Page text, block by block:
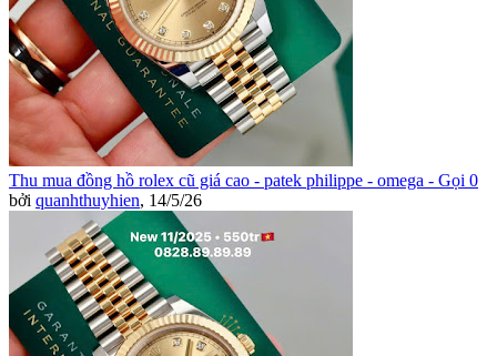
Thu mua đồng hồ rolex cũ giá cao - patek philippe - omega - Gọi 0
bởi quanhthuyhien, 14/5/26